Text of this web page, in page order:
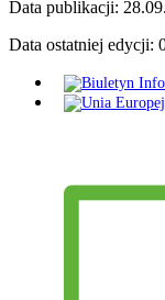
Data publikacji:
Data ostatniej edycji: